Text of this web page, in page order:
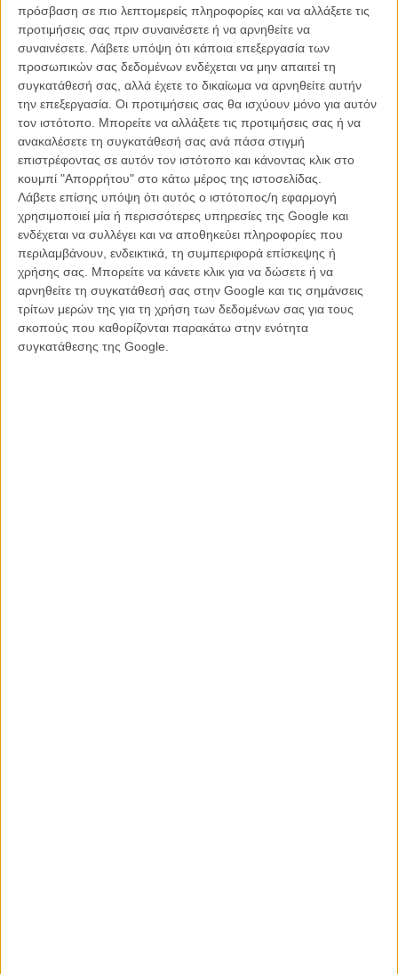
πρόσβαση σε πιο λεπτομερείς πληροφορίες και να αλλάξετε τις
προτιμήσεις σας πριν συναινέσετε ή να αρνηθείτε να
συναινέσετε. Λάβετε υπόψη ότι κάποια επεξεργασία των
προσωπικών σας δεδομένων ενδέχεται να μην απαιτεί τη
συγκατάθεσή σας, αλλά έχετε το δικαίωμα να αρνηθείτε αυτήν
την επεξεργασία. Οι προτιμήσεις σας θα ισχύουν μόνο για αυτόν
τον ιστότοπο. Μπορείτε να αλλάξετε τις προτιμήσεις σας ή να
ανακαλέσετε τη συγκατάθεσή σας ανά πάσα στιγμή
επιστρέφοντας σε αυτόν τον ιστότοπο και κάνοντας κλικ στο
κουμπί "Απορρήτου" στο κάτω μέρος της ιστοσελίδας.
Λάβετε επίσης υπόψη ότι αυτός ο ιστότοπος/η εφαρμογή
χρησιμοποιεί μία ή περισσότερες υπηρεσίες της Google και
ενδέχεται να συλλέγει και να αποθηκεύει πληροφορίες που
περιλαμβάνουν, ενδεικτικά, τη συμπεριφορά επίσκεψης ή
χρήσης σας. Μπορείτε να κάνετε κλικ για να δώσετε ή να
αρνηθείτε τη συγκατάθεσή σας στην Google και τις σημάνσεις
τρίτων μερών της για τη χρήση των δεδομένων σας για τους
σκοπούς που καθορίζονται παρακάτω στην ενότητα
συγκατάθεσης της Google.
«Peanuts» είχε μόλις ανοίξει.